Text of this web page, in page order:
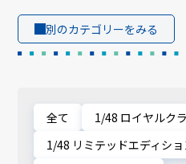
別のカテゴリーをみる
全て
1/48 ロイヤルク
1/48 リミテッドエディショ